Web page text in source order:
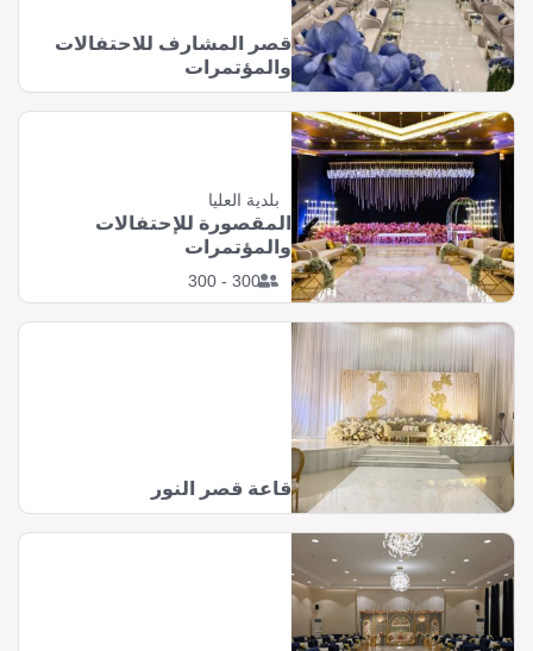
قصر المشارف للاحتفالات
والمؤتمرات
بلدية العليا
300 - 300
المقصورة للإحتفالات
والمؤتمرات
قاعة قصر النور